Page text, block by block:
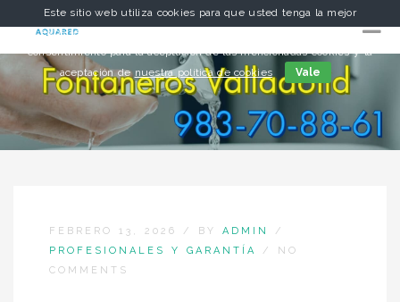
FEBRERO 13, 2026 / BY ADMIN
/
PROFESIONALES Y GARANTÍA
/ NO
COMMENTS
Este sitio web utiliza cookies para que usted tenga la mejor
experiencia de usuario. Si continúa navegando está dando su
consentimiento para la aceptación de las mencionadas cookies y la
aceptación de nuestra política de cookies Vale